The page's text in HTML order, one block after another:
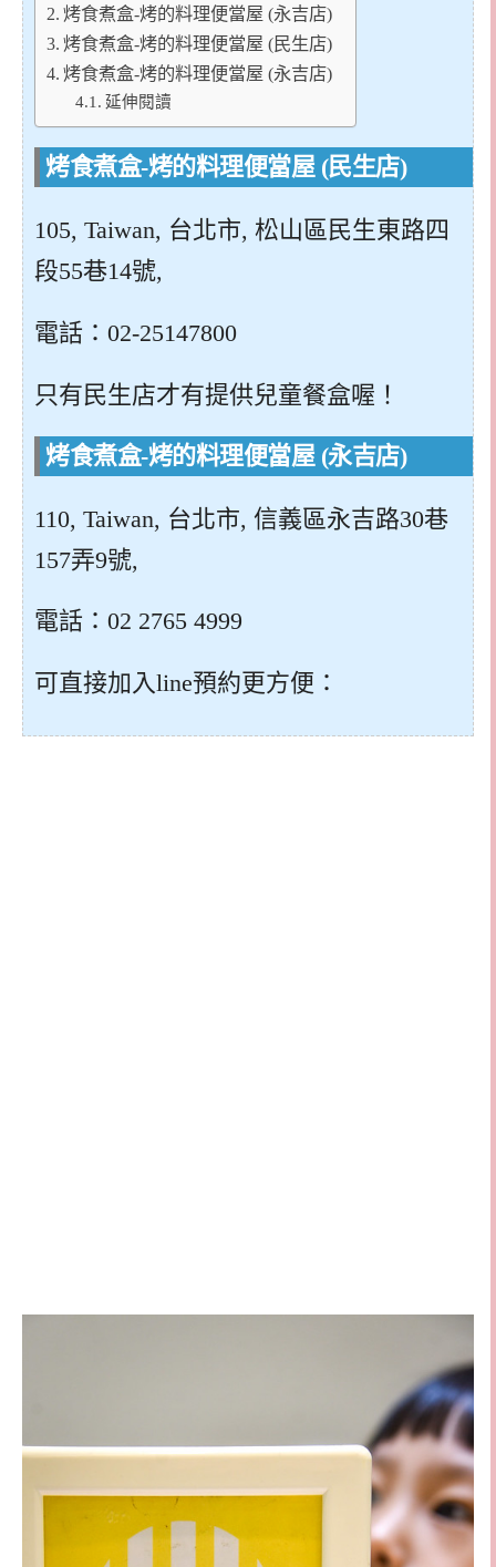
烤食煮盒-烤的料理便當屋 (永吉店)
烤食煮盒-烤的料理便當屋 (民生店)
烤食煮盒-烤的料理便當屋 (永吉店)
延伸閱讀
烤食煮盒-烤的料理便當屋 (民生店)
105, Taiwan, 台北市, 松山區民生東路四
段55巷14號,
電話：02-25147800
只有民生店才有提供兒童餐盒喔！
烤食煮盒-烤的料理便當屋 (永吉店)
110, Taiwan, 台北市, 信義區永吉路30巷
157弄9號,
電話：02 2765 4999
可直接加入line預約更方便：